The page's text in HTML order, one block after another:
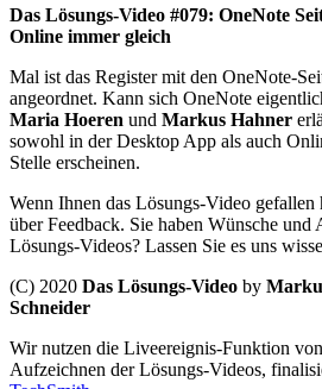
Das Lösungs-Video #079: OneNote
Online immer gleich
Mal ist das Register mit den OneNote-
angeordnet. Kann sich OneNote
Maria Hoeren und Markus Hahner
sowohl in der Desktop App als auch
Stelle erscheinen.
Wenn Ihnen das Lösungs-Video
über Feedback. Sie haben Wünsche und
Lösungs-Videos? Lassen Sie es uns
(C) 2020 Das Lösungs-Video by
Schneider
Wir nutzen die Liveereignis-Funktion
Aufzeichnen der Lösungs-Videos,